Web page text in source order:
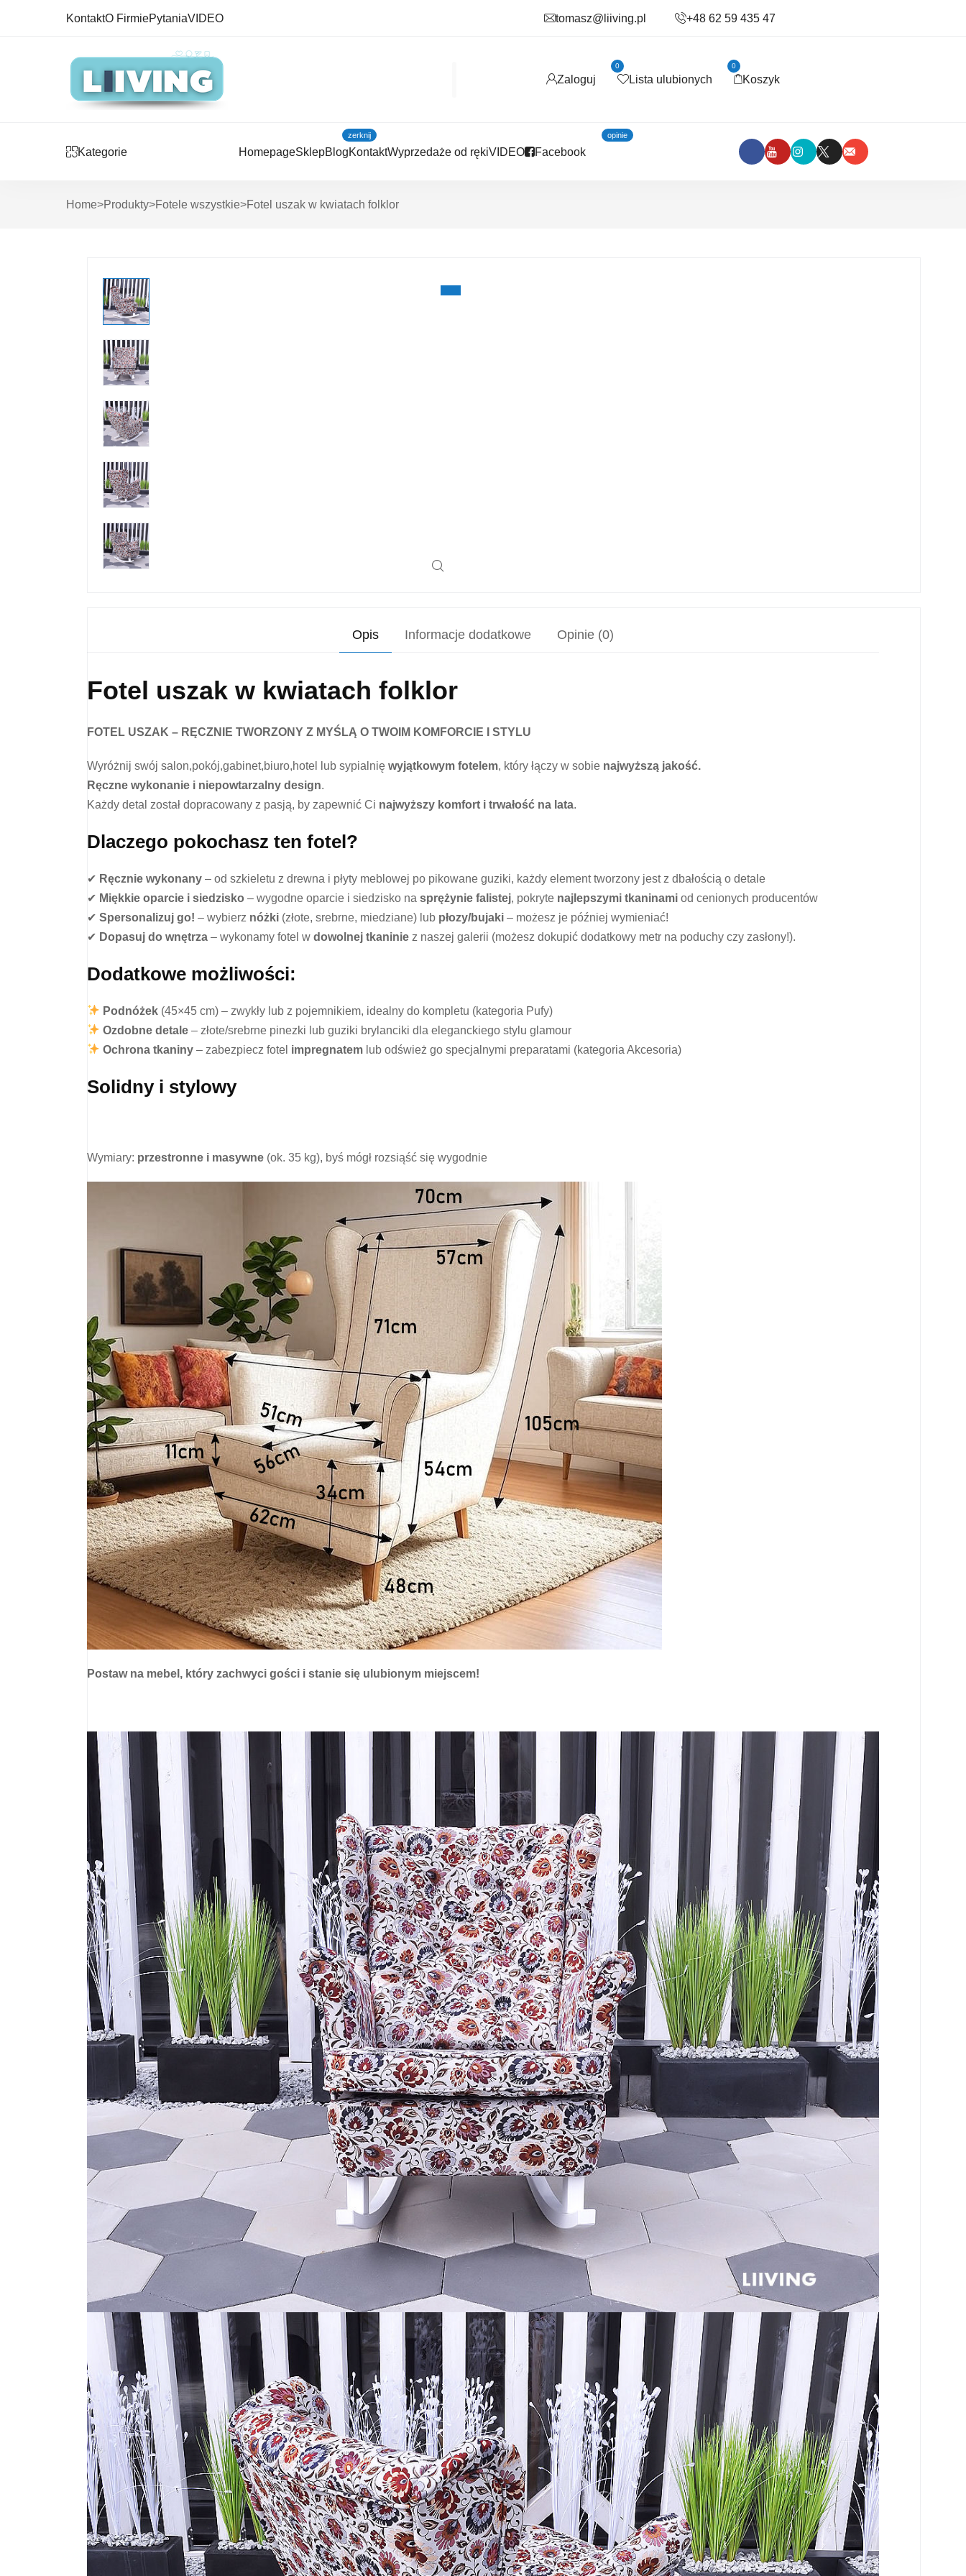
KontaktO FirmiePytaniaVIDEO tomasz@liiving.pl +48 62 59 435 47
Zaloguj
0
Lista ulubionych
0
Koszyk
Kategorie HomepageSklep
zerknij
BlogKontaktWyprzedaże od rękiVIDEO Facebook
opinie
Home>Produkty>Fotele wszystkie>Fotel uszak w kwiatach folklor
Opis Informacje dodatkowe Opinie (0)
Fotel uszak w kwiatach folklor
FOTEL USZAK – RĘCZNIE TWORZONY Z MYŚLĄ O TWOIM KOMFORCIE I STYLU
Wyróżnij swój salon,pokój,gabinet,biuro,hotel lub sypialnię wyjątkowym fotelem, który łączy w sobie najwyższą jakość.
Ręczne wykonanie i niepowtarzalny design.
Każdy detal został dopracowany z pasją, by zapewnić Ci najwyższy komfort i trwałość na lata.
Dlaczego pokochasz ten fotel?
✔ Ręcznie wykonany – od szkieletu z drewna i płyty meblowej po pikowane guziki, każdy element tworzony jest z dbałością o detale
✔ Miękkie oparcie i siedzisko – wygodne oparcie i siedzisko na sprężynie falistej, pokryte najlepszymi tkaninami od cenionych producentów
✔ Spersonalizuj go! – wybierz nóżki (złote, srebrne, miedziane) lub płozy/bujaki – możesz je później wymieniać!
✔ Dopasuj do wnętrza – wykonamy fotel w dowolnej tkaninie z naszej galerii (możesz dokupić dodatkowy metr na poduchy czy zasłony!).
Dodatkowe możliwości:
Podnóżek (45×45 cm) – zwykły lub z pojemnikiem, idealny do kompletu (kategoria Pufy)
Ozdobne detale – złote/srebrne pinezki lub guziki brylanciki dla eleganckiego stylu glamour
Ochrona tkaniny – zabezpiecz fotel impregnatem lub odśwież go specjalnymi preparatami (kategoria Akcesoria)
Solidny i stylowy
Wymiary: przestronne i masywne (ok. 35 kg), byś mógł rozsiąść się wygodnie
Postaw na mebel, który zachwyci gości i stanie się ulubionym miejscem!